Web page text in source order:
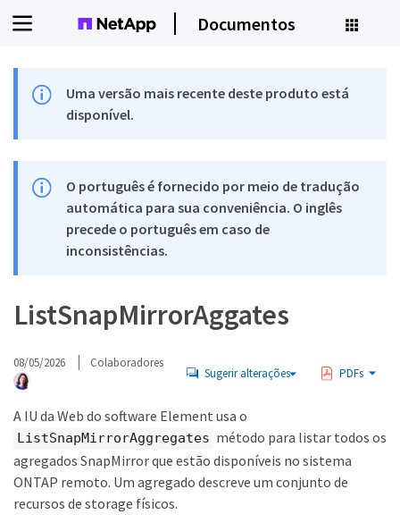
Documentos
Uma versão mais recente deste produto está
disponível.
O português é fornecido por meio de tradução
automática para sua conveniência. O inglês
precede o português em caso de
inconsistências.
ListSnapMirrorAggates
08/05/2026 Colaboradores
Sugerir alterações PDFs
A IU da Web do software Element usa o
ListSnapMirrorAggregates método para listar todos os
agregados SnapMirror que estão disponíveis no sistema
ONTAP remoto. Um agregado descreve um conjunto de
recursos de storage físicos.